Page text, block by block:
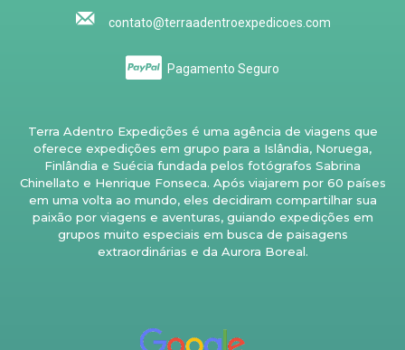
contato@terraadentroexpedicoes.com
Pagamento Seguro
Terra Adentro Expedições é uma agência de viagens que
oferece expedições em grupo para a Islândia, Noruega,
Finlândia e Suécia fundada pelos fotógrafos Sabrina
Chinellato e Henrique Fonseca. Após viajarem por 60 países
em uma volta ao mundo, eles decidiram compartilhar sua
paixão por viagens e aventuras, guiando expedições em
grupos muito especiais em busca de paisagens
extraordinárias e da Aurora Boreal.